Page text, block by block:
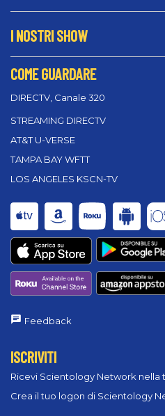
I NOSTRI SHOW
COME GUARDARE
DIRECTV, Canale 320
STREAMING DIRECTV
AT&T U-VERSE
TAMPA BAY WFTT
LOS ANGELES KSCN-TV
Feedback
ISCRIVITI
Ricevi Scientology Network nella
Crea il tuo logon di Scientology